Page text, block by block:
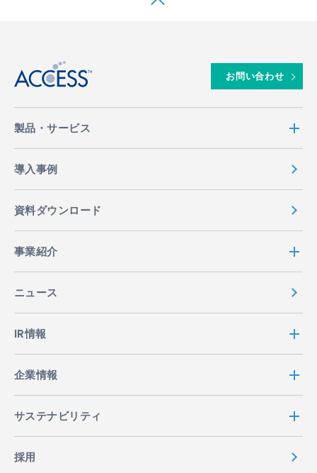
お問い合わせ
製品・サービス
導入事例
資料ダウンロード
事業紹介
ニュース
IR情報
企業情報
サステナビリティ
採用